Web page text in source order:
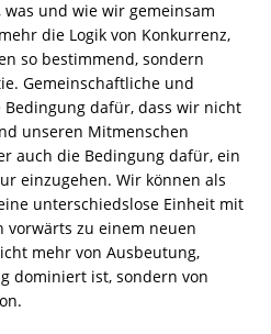
und wie wir gemeinsam
die Logik von Konkurrenz,
so bestimmend, sondern
Gemeinschaftliche und
dafür, dass wir nicht
unseren Mitmenschen
auch die Bedingung dafür, ein
einzugehen. Wir können als
unterschiedslose Einheit mit
zu einem neuen
mehr von Ausbeutung,
dominiert ist, sondern von